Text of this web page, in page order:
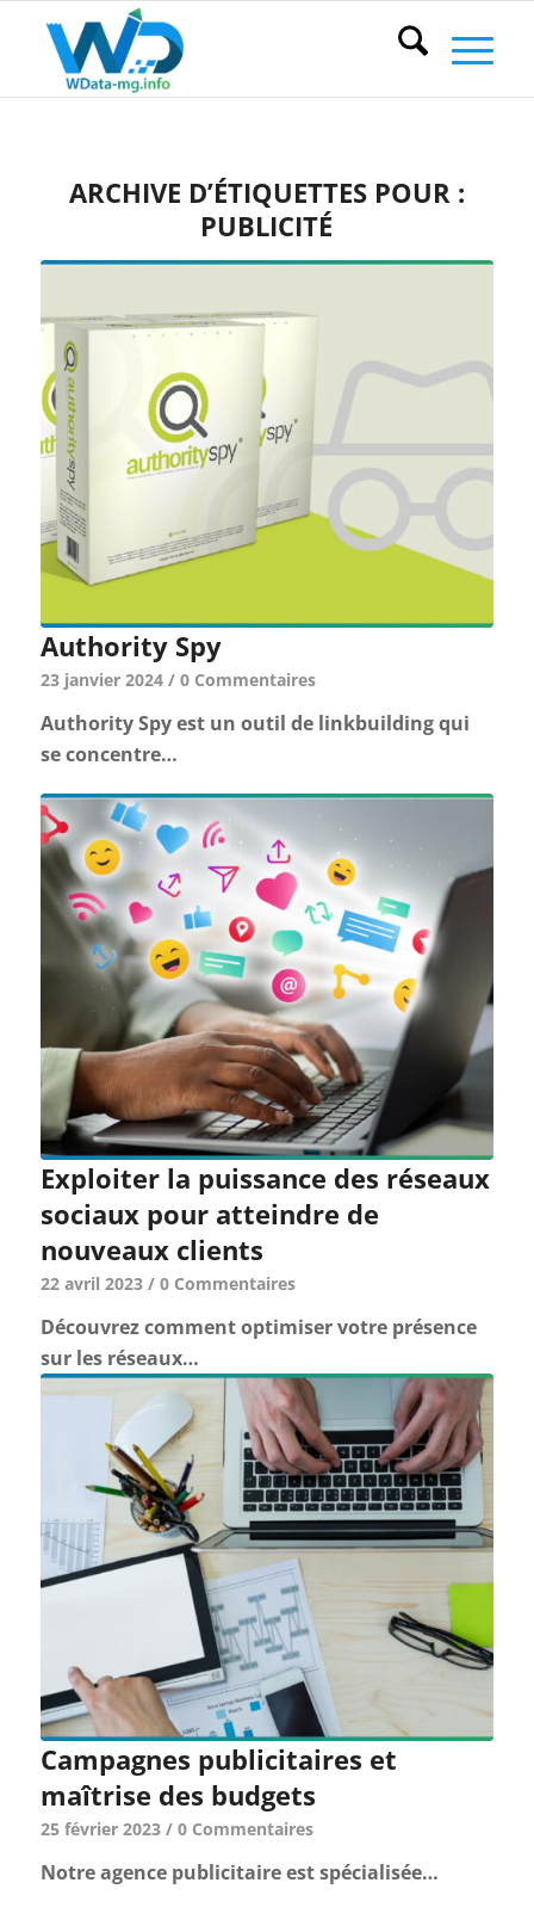
ARCHIVE D’ÉTIQUETTES POUR :
PUBLICITÉ
Authority Spy
23 janvier 2024 / 0 Commentaires
Authority Spy est un outil de linkbuilding qui
se concentre…
Exploiter la puissance des réseaux
sociaux pour atteindre de
nouveaux clients
22 avril 2023 / 0 Commentaires
Découvrez comment optimiser votre présence
sur les réseaux…
Campagnes publicitaires et
maîtrise des budgets
25 février 2023 / 0 Commentaires
Notre agence publicitaire est spécialisée…